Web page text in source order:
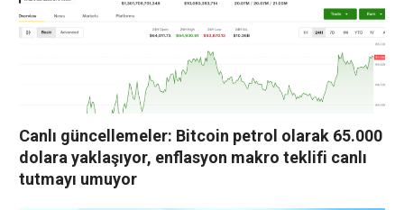
Canlı güncellemeler: Bitcoin petrol olarak 65.000
dolara yaklaşıyor, enflasyon makro teklifi canlı
tutmayı umuyor